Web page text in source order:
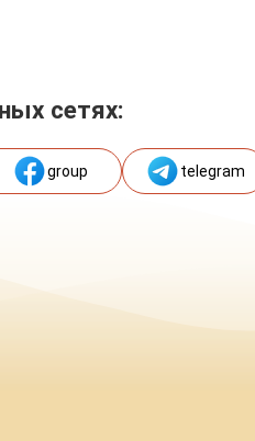
сетях:
group telegram